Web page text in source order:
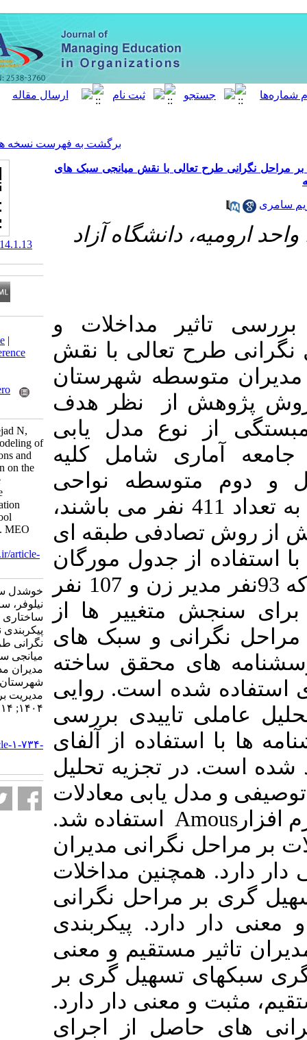
برگشت به فهرست نسخه ها
تعالی با نقش میانجی سبک های
دانشگاه آزاد
مداخلات و
تعالی با نقش
شهرستان
از نظر هدف
مدل یابی
شامل کلیه
نواحی
ششگانه شهرستان ارومیه به تعداد 411 نفر می باشند،
طبقه ای
جدول مورگان
200 نفر تعیین شده است، که 93نفر مدیر زن و 107 نفر
متغییر ها از
و سبک های
محقق ساخته
است. روایی
تاییدی بررسی
از آلفای
تجزیه تحلیل
یابی معادلات
استفاده شد
نگرانی مدیران
مداخلات
مراحل نگرانی
پیکربندی
مستقیم و معنی
تسهیل گری بر
معنی دار دارد.
از اجرای
‎ 10.61882/meo.14.1.13
Download citation:
BibTeX
RIS EndNote
Medlars
ProCite |Reference
RefWorks
Send citation to:
Mendeley
Zotero
Khoshdel S, Mortezanejad N,
Sameri M. Structural modeling of
the impact of interventions and
innovation configuration on the
stages of concern of the
excellence plan with the
mediating role of facilitation
styles of secondary school
principals in Urmia city. MEO
2025; 14 (1) : 1
URL:http://journalieaa.ir/article-
1-734-fa.html
خوشدل سمیه، مرتضی نژاد
نیلوفر، سامری مریم. مدل یابی
ساختاری تاثیر مداخلات و
پیکربندی نوآوری بر مراحل
نگرانی طرح تعالی با نقش
میانجی سبک های تسهیل گری
مدیران مدارس متوسطه
شهرستان ارومیه. نشریه
مديريت بر آموزش سازمانها.
http://journalieaa.ir/article-۱-۷۳۴-